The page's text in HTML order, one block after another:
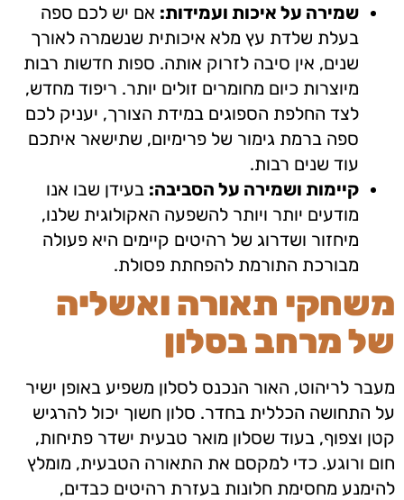
שמירה על איכות ועמידות: אם יש לכם ספה
בעלת שלדת עץ מלא איכותית שנשמרה לאורך
שנים, אין סיבה לזרוק אותה. ספות חדשות רבות
מיוצרות כיום מחומרים זולים יותר. ריפוד מחדש,
לצד החלפת הספוגים במידת הצורך, יעניק לכם
ספה ברמת גימור של פרימיום, שתישאר איתכם
עוד שנים רבות.
קיימות ושמירה על הסביבה: בעידן שבו אנו
מודעים יותר ויותר להשפעה האקולוגית שלנו,
מיחזור ושדרוג של רהיטים קיימים היא פעולה
מבורכת התורמת להפחתת פסולת.
משחקי תאורה ואשליה
של מרחב בסלון
מעבר לריהוט, האור הנכנס לסלון משפיע באופן ישיר
על התחושה הכללית בחדר. סלון חשוך יכול להרגיש
קטן וצפוף, בעוד שסלון מואר טבעית ישדר פתיחות,
חום ורוגע. כדי למקסם את התאורה הטבעית, מומלץ
להימנע מחסימת חלונות בעזרת רהיטים כבדים,